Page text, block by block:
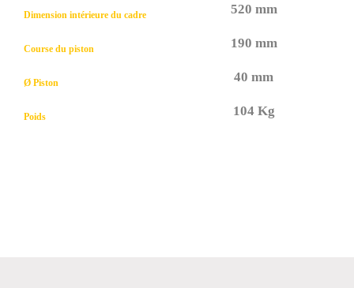
Dimension intérieure du cadre 520 mm
Course du piston 190 mm
Ø Piston 40 mm
Poids 104 Kg